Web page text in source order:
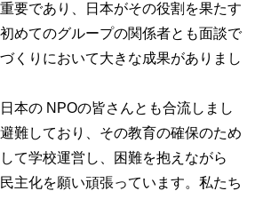
要であり、日本がその役割を果たす
めてのグループの関係者とも面談で
くりにおいて大きな成果がありまし
本の NPOの皆さんとも合流しまし
難しており、その教育の確保のため
て学校運営し、困難を抱えながら
主化を願い頑張っています。私たち